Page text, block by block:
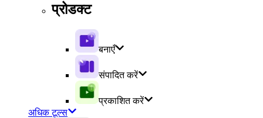
प्रोडक्ट
बनाएँ
संपादित करें
प्रकाशित करें
अधिक टूल्स